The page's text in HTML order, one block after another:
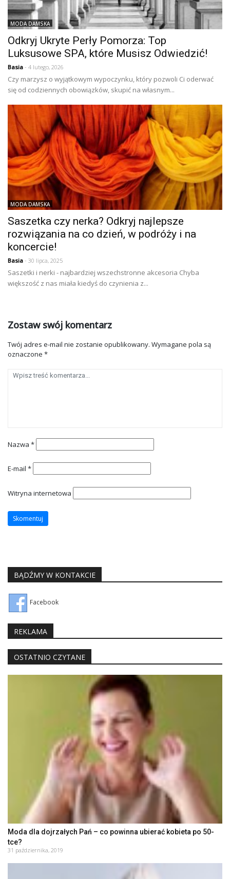
MODA DAMSKA
Odkryj Ukryte Perły Pomorza: Top
Luksusowe SPA, które Musisz Odwiedzić!
Basia - 4 lutego, 2026
Czy marzysz o wyjątkowym wypoczynku, który pozwoli Ci oderwać
się od codziennych obowiązków, skupić na własnym...
MODA DAMSKA
Saszetka czy nerka? Odkryj najlepsze
rozwiązania na co dzień, w podróży i na
koncercie!
Basia - 30 lipca, 2025
Saszetki i nerki - najbardziej wszechstronne akcesoria Chyba
większość z nas miała kiedyś do czynienia z...
Zostaw swój komentarz
Twój adres e-mail nie zostanie opublikowany. Wymagane pola są
oznaczone *
Nazwa *
E-mail *
Witryna internetowa
BĄDŹMY W KONTAKCIE
Facebook
REKLAMA
OSTATNIO CZYTANE
Moda dla dojrzałych Pań – co powinna ubierać kobieta po 50-
tce?
31 października, 2019